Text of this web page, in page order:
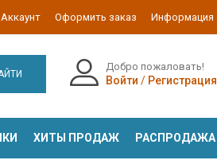
Оформить заказ Информация
Добро пожаловать!
Войти / Регистрация
ХИТЫ ПРОДАЖ РАСПРОДАЖА